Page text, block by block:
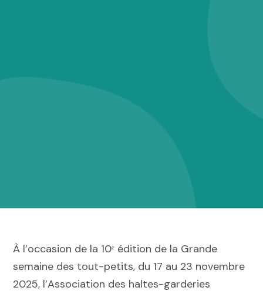
À l’occasion de la 10ᵉ édition de la Grande
semaine des tout-petits, du 17 au 23 novembre
2025, l’Association des haltes-garderies